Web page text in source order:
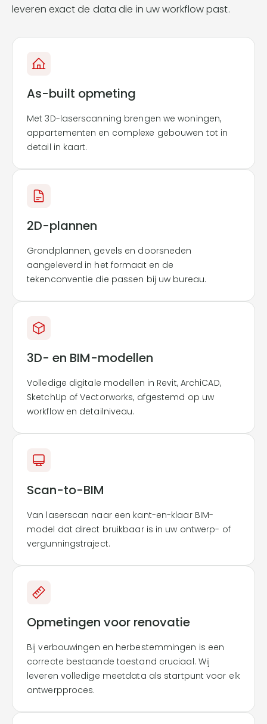
leveren exact de data die in uw workflow past.
As-built opmeting
Met 3D-laserscanning brengen we woningen,
appartementen en complexe gebouwen tot in
detail in kaart.
2D-plannen
Grondplannen, gevels en doorsneden
aangeleverd in het formaat en de
tekenconventie die passen bij uw bureau.
3D- en BIM-modellen
Volledige digitale modellen in Revit, ArchiCAD,
SketchUp of Vectorworks, afgestemd op uw
workflow en detailniveau.
Scan-to-BIM
Van laserscan naar een kant-en-klaar BIM-
model dat direct bruikbaar is in uw ontwerp- of
vergunningstraject.
Opmetingen voor renovatie
Bij verbouwingen en herbestemmingen is een
correcte bestaande toestand cruciaal. Wij
leveren volledige meetdata als startpunt voor elk
ontwerpproces.